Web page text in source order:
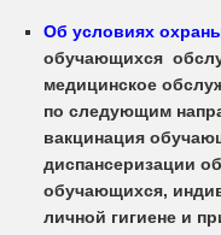
Об условиях
обучающихся
медицинское
по следующим
вакцинация
диспансеризации
обучающихся,
личной гигиене и